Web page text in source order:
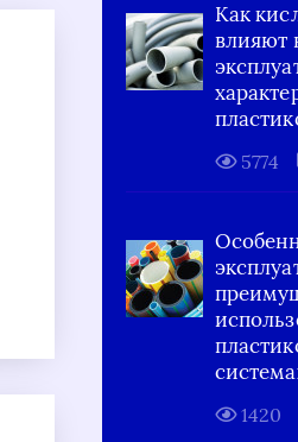
Как
влияют
5774
1420